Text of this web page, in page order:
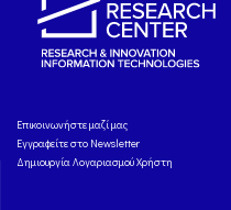
Eπικοινωνήστε μαζί μας
Εγγραφείτε στο Newsletter
Δημιουργία Λογαριασμού Χρήστη